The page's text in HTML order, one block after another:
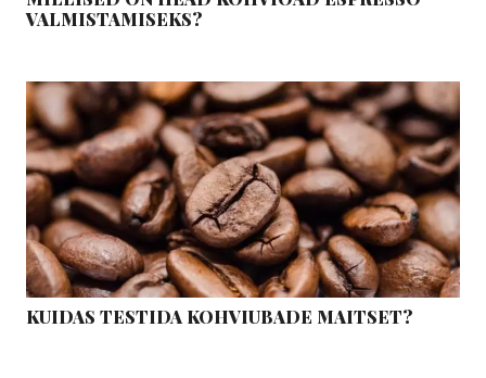
VALMISTAMISEKS?
KUIDAS TESTIDA KOHVIUBADE MAITSET?